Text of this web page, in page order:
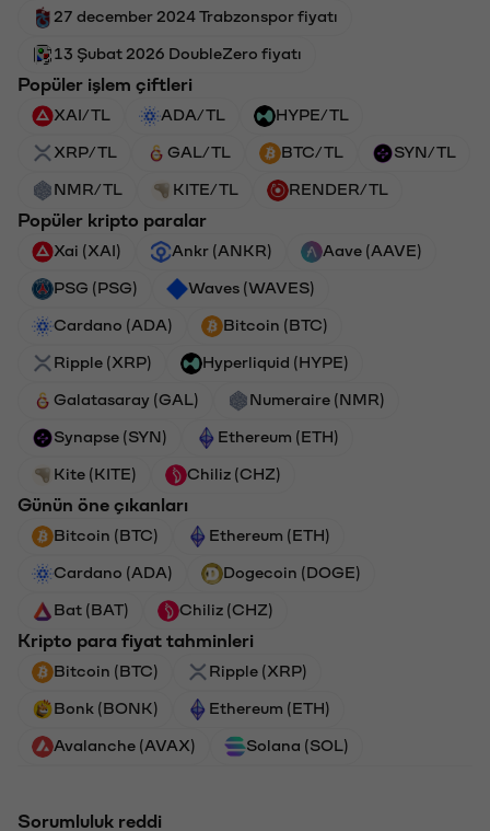
27 december 2024 Trabzonspor fiyatı
13 Şubat 2026 DoubleZero fiyatı
Popüler işlem çiftleri
XAI/TL ADA/TL HYPE/TL
XRP/TL GAL/TL BTC/TL SYN/TL
NMR/TL KITE/TL RENDER/TL
Popüler kripto paralar
Xai (XAI) Ankr (ANKR) Aave (AAVE)
PSG (PSG) Waves (WAVES)
Cardano (ADA) Bitcoin (BTC)
Ripple (XRP) Hyperliquid (HYPE)
Galatasaray (GAL) Numeraire (NMR)
Synapse (SYN) Ethereum (ETH)
Kite (KITE) Chiliz (CHZ)
Günün öne çıkanları
Bitcoin (BTC) Ethereum (ETH)
Cardano (ADA) Dogecoin (DOGE)
Bat (BAT) Chiliz (CHZ)
Kripto para fiyat tahminleri
Bitcoin (BTC) Ripple (XRP)
Bonk (BONK) Ethereum (ETH)
Avalanche (AVAX) Solana (SOL)
Sorumluluk reddi